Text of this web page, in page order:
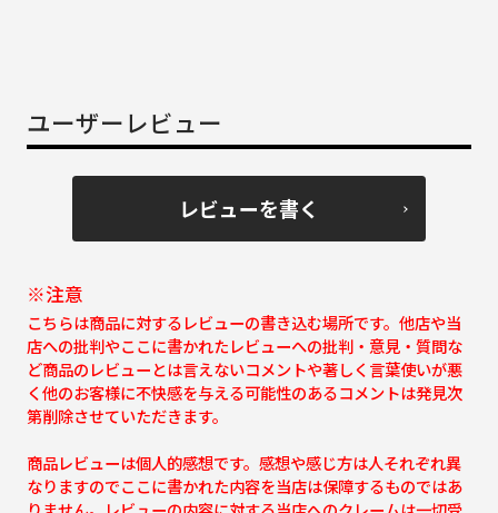
ユーザーレビュー
レビューを書く
※注意
こちらは商品に対するレビューの書き込む場所です。他店や当
店への批判やここに書かれたレビューへの批判・意見・質問な
ど商品のレビューとは言えないコメントや著しく言葉使いが悪
く他のお客様に不快感を与える可能性のあるコメントは発見次
第削除させていただきます。
商品レビューは個人的感想です。感想や感じ方は人それぞれ異
なりますのでここに書かれた内容を当店は保障するものではあ